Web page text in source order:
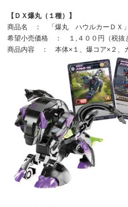
【ＤＸ爆丸（１種）】
商品名 ： 「爆丸 ハウルカーＤＸ」
希望小売価格 ： １,４００円（税抜
商品内容 ： 本体×１、爆コア×２、